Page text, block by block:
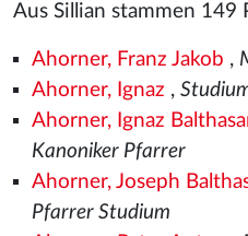
Aus Sillian stammen 149
Ahorner, Franz Jakob ,
Ahorner, Ignaz ,
Ahorner, Ignaz
Kanoniker Pfarrer
Ahorner, Joseph
Pfarrer Studium